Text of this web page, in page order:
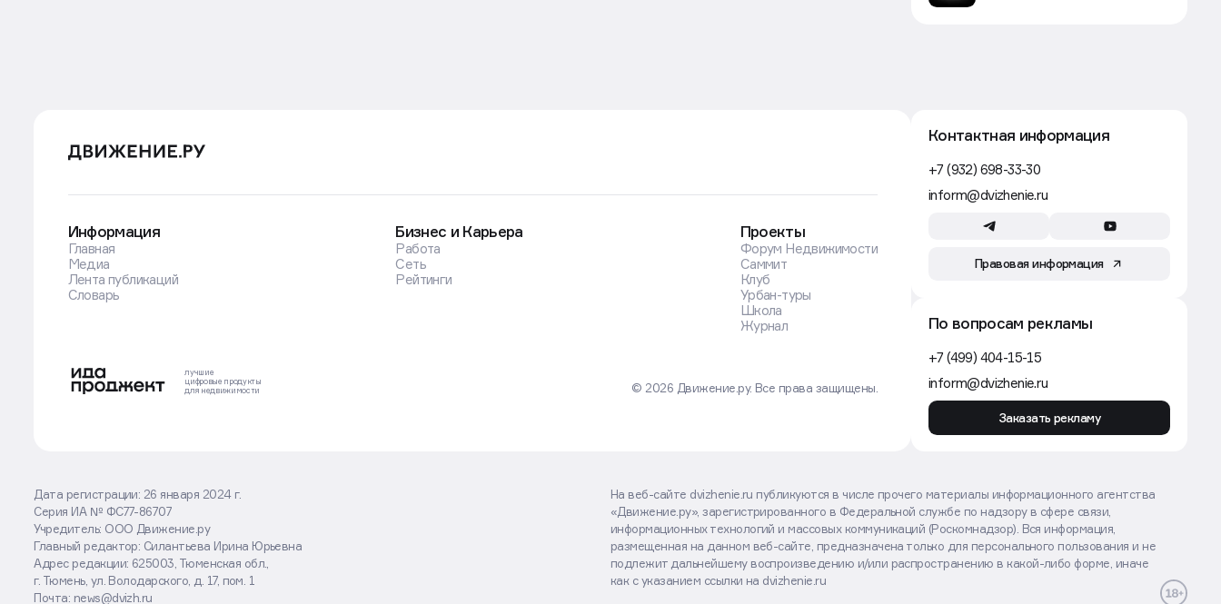
Информация
Главная
Медиа
Лента публикаций
Словарь
Бизнес и Карьера
Работа
Сеть
Рейтинги
Проекты
Форум Недвижимости
Саммит
Клуб
Урбан-туры
Школа
Журнал
лучшие
цифровые продукты
для недвижимости
© 2026 Движение.ру. Все права защищены.
Контактная информация
+7 (932) 698-33-30
inform@dvizhenie.ru
Правовая информация
По вопросам рекламы
+7 (499) 404-15-15
inform@dvizhenie.ru
Заказать рекламу
Дата регистрации: 26 января 2024 г.
Серия ИА № ФС77-86707
Учредитель: ООО Движение.ру
Главный редактор: Силантьева Ирина Юрьевна
Адрес редакции: 625003, Тюменская обл.,
г. Тюмень, ул. Володарского, д. 17, пом. 1
Почта: news@dvizh.ru
На веб-сайте dvizhenie.ru публикуются в числе прочего материалы информационного агентства
«Движение.ру», зарегистрированного в Федеральной службе по надзору в сфере связи,
информационных технологий и массовых коммуникаций (Роскомнадзор). Вся информация,
размещенная на данном веб-сайте, предназначена только для персонального пользования и не
подлежит дальнейшему воспроизведению и/или распространению в какой-либо форме, иначе
как с указанием ссылки на dvizhenie.ru
Оставаясь на сайте, вы соглашаетесь
с использованием cookies
Хорошо